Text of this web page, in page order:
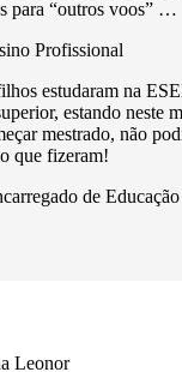
para “outros voos” …
Profissional
estudaram na
estando neste
mestrado, não
que fizeram!
de Educação
Leonor